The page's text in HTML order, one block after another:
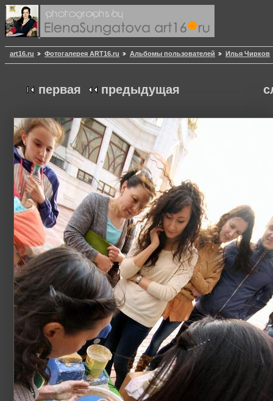
art16.ru Фотогалерея ART16.ru Альбомы пользователей Илья Чирков
первая предыдущая